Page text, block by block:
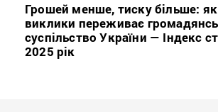
Грошей менше, тиску більше:
виклики переживає
суспільство України — Індекс
2025 рік